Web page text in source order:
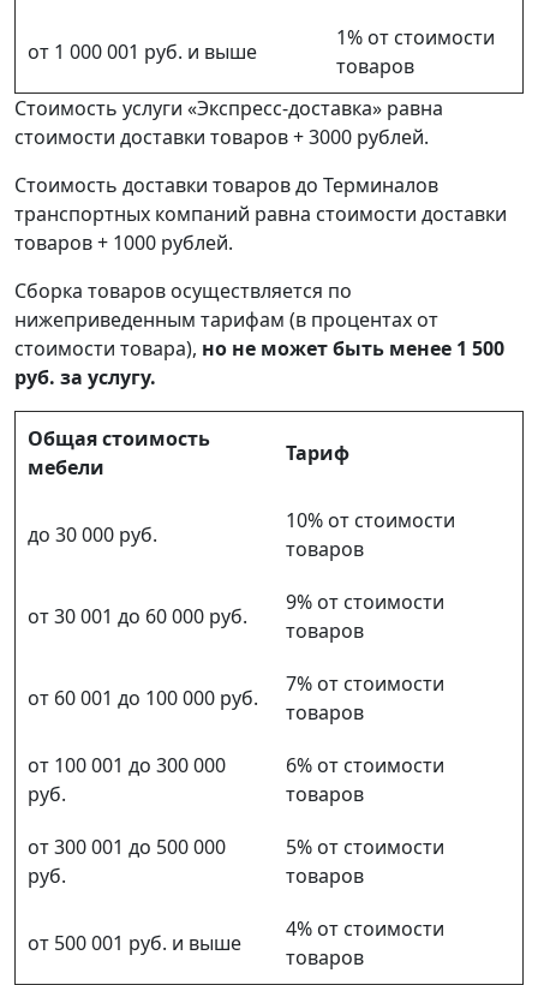
от 1 000 001 руб. и выше
1% от стоимости
товаров
Стоимость услуги «Экспресс-доставка» равна
стоимости доставки товаров + 3000 рублей.
Стоимость доставки товаров до Терминалов
транспортных компаний равна стоимости доставки
товаров + 1000 рублей.
Сборка товаров осуществляется по
нижеприведенным тарифам (в процентах от
стоимости товара), но не может быть менее 1 500
руб. за услугу.
Общая стоимость
мебели
Тариф
до 30 000 руб.
10% от стоимости
товаров
от 30 001 до 60 000 руб.
9% от стоимости
товаров
от 60 001 до 100 000 руб.
7% от стоимости
товаров
от 100 001 до 300 000
руб.
6% от стоимости
товаров
от 300 001 до 500 000
руб.
5% от стоимости
товаров
от 500 001 руб. и выше
4% от стоимости
товаров